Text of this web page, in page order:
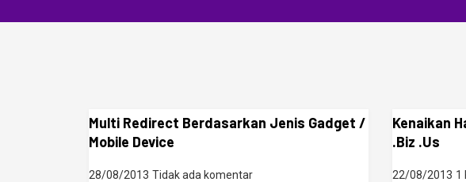
Multi Redirect Berdasarkan Jenis Gadget /
Mobile Device
28/08/2013 Tidak ada komentar
Kenaikan
.Biz .Us
22/08/2013 1